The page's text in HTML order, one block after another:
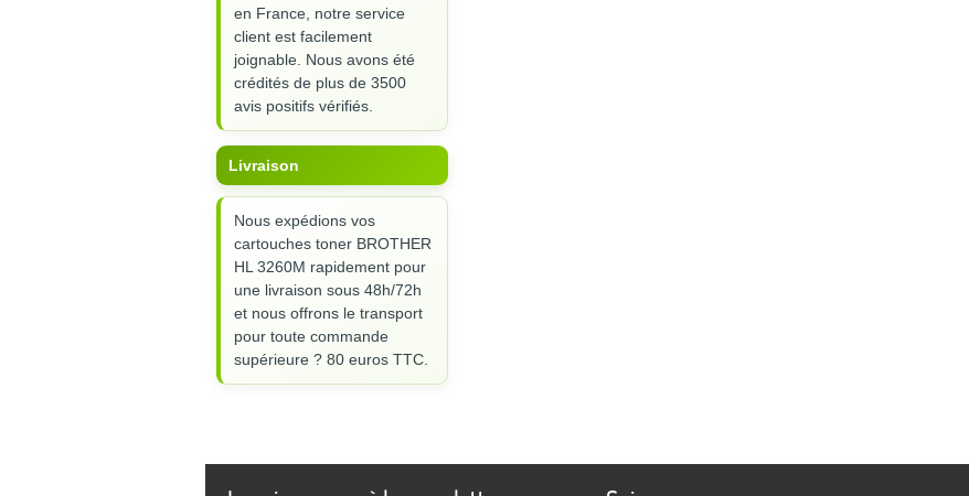
en France, notre service
client est facilement
joignable. Nous avons été
crédités de plus de 3500
avis positifs vérifiés.
Livraison
Nous expédions vos
cartouches toner BROTHER
HL 3260M rapidement pour
une livraison sous 48h/72h
et nous offrons le transport
pour toute commande
supérieure ? 80 euros TTC.